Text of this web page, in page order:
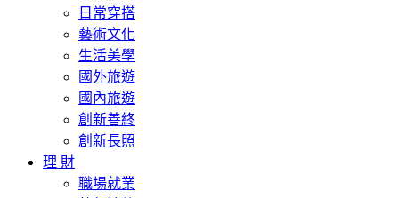
日常穿搭
藝術文化
生活美學
國外旅遊
國內旅遊
創新善終
創新長照
理 財
職場就業